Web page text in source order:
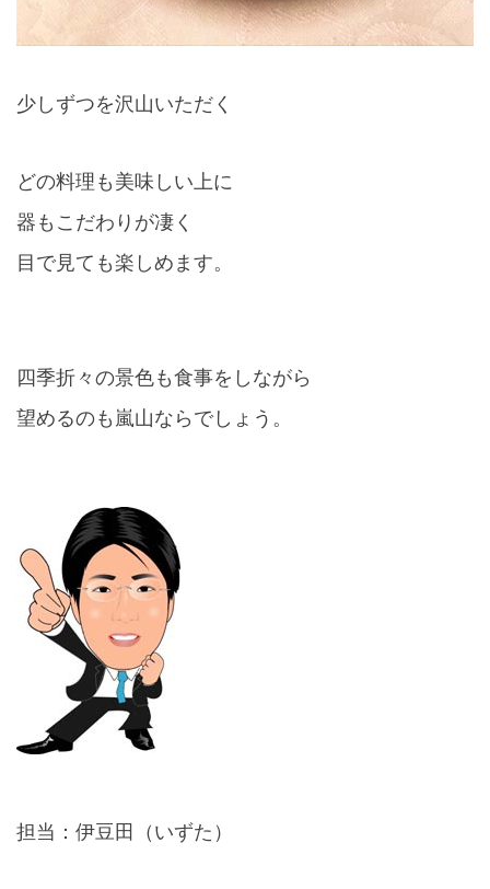
少しずつを沢山いただく
どの料理も美味しい上に
器もこだわりが凄く
目で見ても楽しめます。
四季折々の景色も食事をしながら
望めるのも嵐山ならでしょう。
担当：伊豆田（いずた）